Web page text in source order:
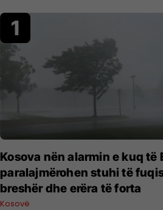
Kosova nën alarmin e kuq të
paralajmërohen stuhi të
breshër dhe erëra të forta
Kosovë